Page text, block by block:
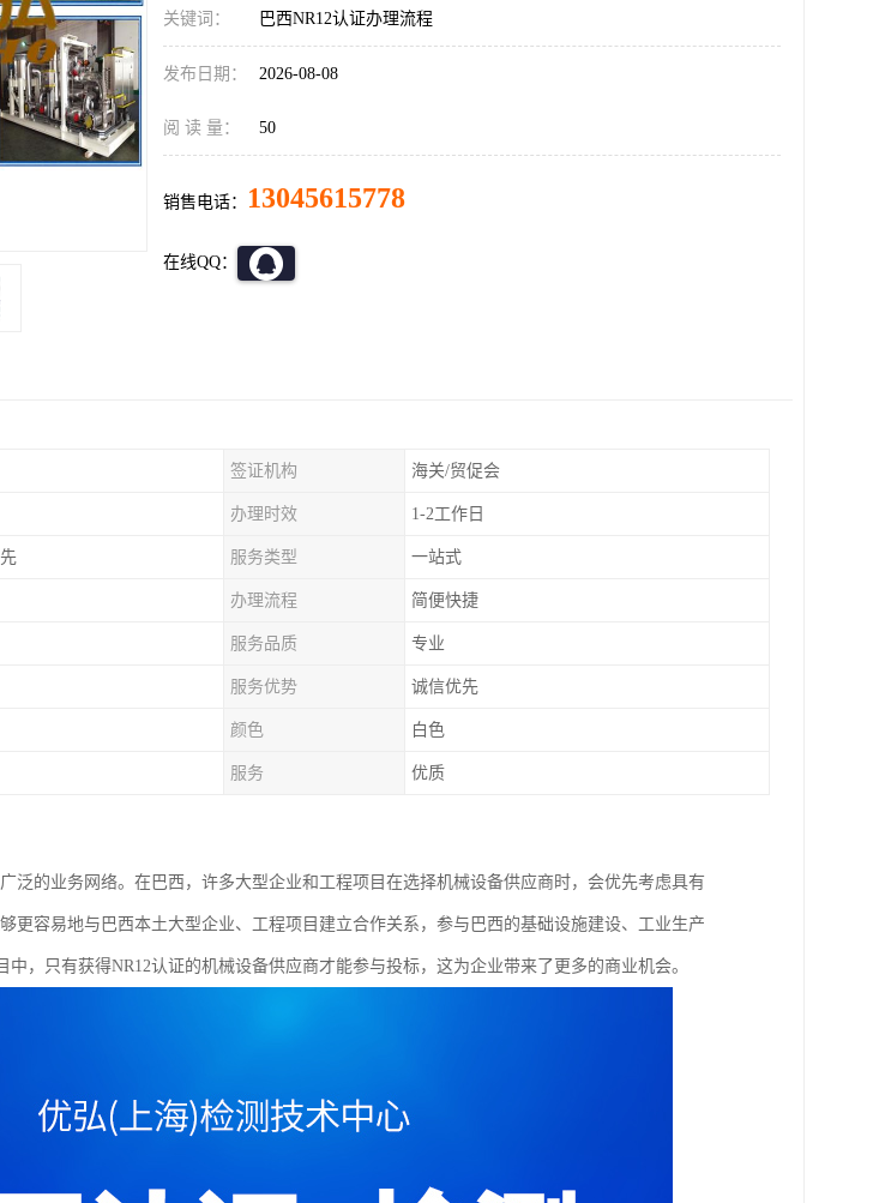
关键词： 巴西NR12认证办理流程
发布日期： 2026-08-08
阅 读 量： 50
销售电话： 13045615778
在线QQ：
签证机构 海关/贸促会
办理时效 1-2工作日
服务类型 一站式
办理流程 简便快捷
服务品质 专业
服务优势 诚信优先
颜色 白色
服务 优质
泛的业务网络。在巴西，许多大型企业和工程项目在选择机械设备供应商时，会优先考虑具有
更容易地与巴西本土大型企业、工程项目建立合作关系，参与巴西的基础设施建设、工业生产
，只有获得NR12认证的机械设备供应商才能参与投标，这为企业带来了更多的商业机会。